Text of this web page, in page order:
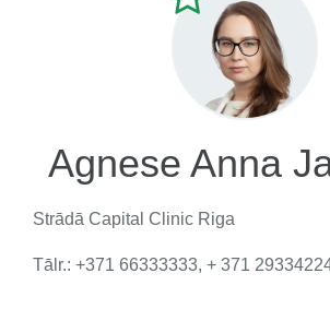
Agnese Anna
Strādā Capital Clinic Riga
Tālr.: +371 66333333, + 371